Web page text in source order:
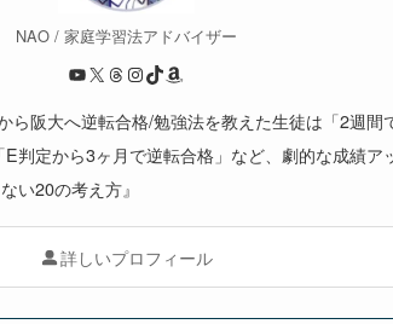
NAO / 家庭学習法アドバイザー
YouTube
X Threads
Instagram
TikTokAmazon
阪大へ逆転合格/勉強法を教えた生徒は「2週間
判定から3ヶ月で逆転合格」など、劇的な成績ア
い20の考え方』
詳しいプロフィール